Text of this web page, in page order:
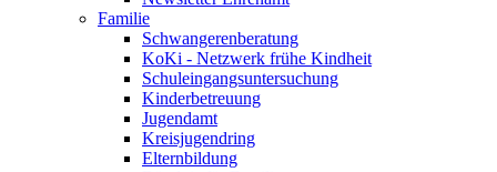
Familie
Schwangerenberatung
KoKi - Netzwerk frühe Kindheit
Schuleingangsuntersuchung
Kinderbetreuung
Jugendamt
Kreisjugendring
Elternbildung